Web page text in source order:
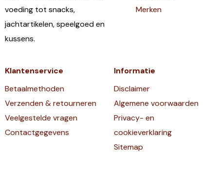
voeding tot snacks,
jachtartikelen, speelgoed en
kussens.
Merken
Klantenservice
Betaalmethoden
Verzenden & retourneren
Veelgestelde vragen
Contactgegevens
Informatie
Disclaimer
Algemene voorwaarden
Privacy- en
cookieverklaring
Sitemap